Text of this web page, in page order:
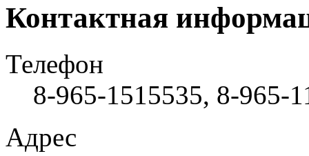
Контактная
Телефон
8-965-1515535, 8-965-
Адрес